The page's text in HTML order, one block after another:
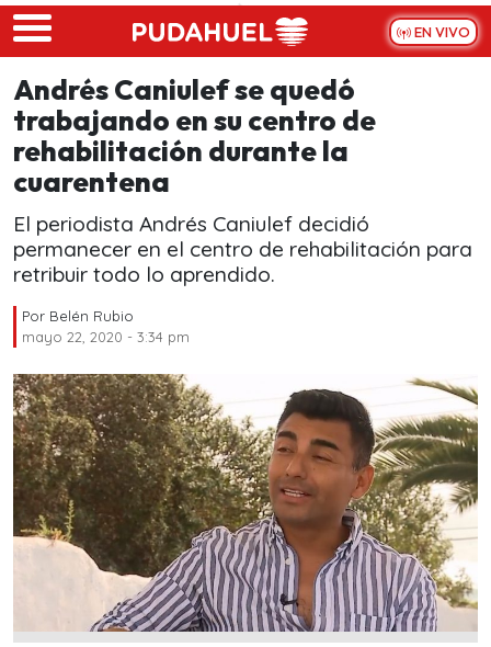
Skip to main content
EN VIVO
Andrés Caniulef se quedó
trabajando en su centro de
rehabilitación durante la
cuarentena
El periodista Andrés Caniulef decidió
permanecer en el centro de rehabilitación para
retribuir todo lo aprendido.
Por Belén Rubio
mayo 22, 2020 - 3:34 pm